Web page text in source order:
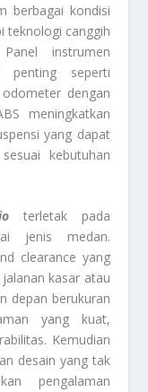
berbagai kondisi
teknologi canggih
instrumen
penting seperti
dengan
meningkatkan
yang dapat
kebutuhan
terletak pada
jenis medan.
clearance yang
kasar atau
depan berukuran
yang kuat,
Kemudian
desain yang tak
pengalaman